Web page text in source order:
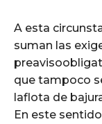
A esta
suman las
que tampoco
laflota de
En este